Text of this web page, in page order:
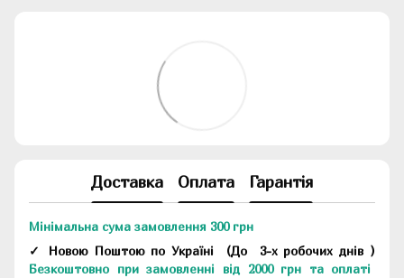
Доставка Оплата Гарантія
Мінімальна сума замовлення 300 грн
✓ Новою Поштою по Україні (До 3-х робочих днів )
Безкоштовно при замовленні від 2000 грн та оплаті